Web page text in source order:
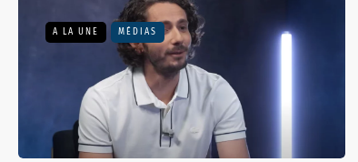
A LA UNE MÉDIAS